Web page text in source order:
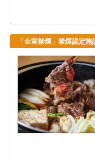
「全室禁煙」禁煙認定